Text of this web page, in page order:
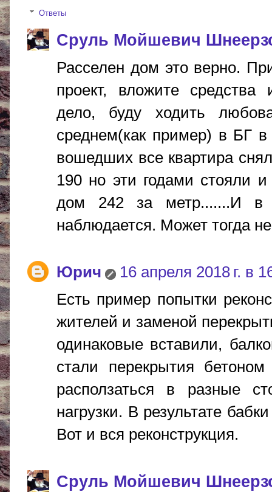
Ответы
Сруль Мойшевич
Расселен дом это верно.
проект, вложите
дело, буду ходить
среднем(как пример) в БГ
вошедших все квартира
190 но эти годами стояли
дом 242 за метр.......И в
наблюдается. Может тогда
Юрич
16 апреля 2018 г. в
Есть пример попытки
жителей и заменой
одинаковые вставили,
стали перекрытия
расползаться в разные
нагрузки. В результате
Вот и вся реконструкция.
Сруль Мойшевич